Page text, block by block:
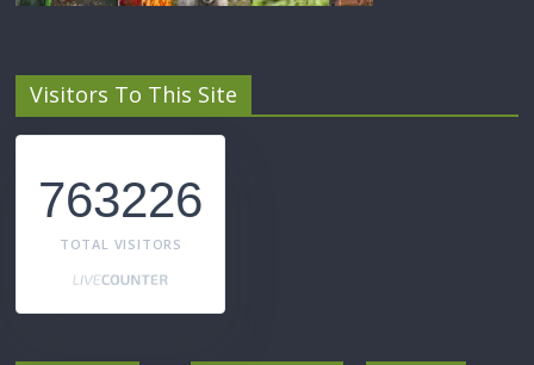
Visitors To This Site
763226
TOTAL VISITORS